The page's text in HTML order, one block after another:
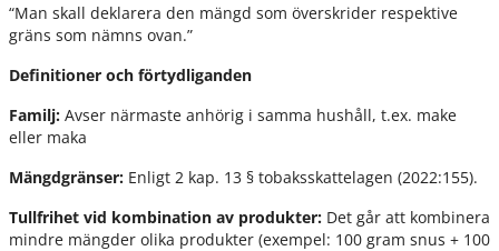
“Man skall deklarera den mängd som överskrider respektive
gräns som nämns ovan.”
Definitioner och förtydliganden
Familj: Avser närmaste anhörig i samma hushåll, t.ex. make
eller maka
Mängdgränser: Enligt 2 kap. 13 § tobaksskattelagen (2022:155).
Tullfrihet vid kombination av produkter: Det går att kombinera
mindre mängder olika produkter (exempel: 100 gram snus + 100